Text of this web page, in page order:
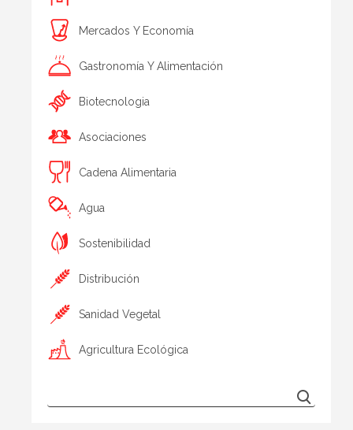
Mercados Y Economía
Gastronomía Y Alimentación
Biotecnologia
Asociaciones
Cadena Alimentaria
Agua
Sostenibilidad
Distribución
Sanidad Vegetal
Agricultura Ecológica